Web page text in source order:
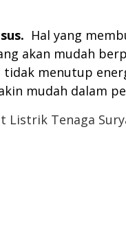
Hal yang
akan mudah
menutup
mudah dalam
Listrik Tenaga